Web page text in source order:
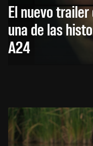
El nuevo
una de las
A24